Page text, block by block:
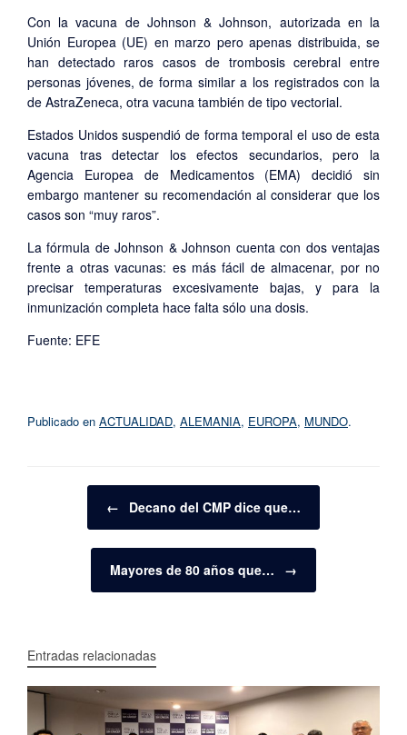
Con la vacuna de Johnson & Johnson, autorizada en la
Unión Europea (UE) en marzo pero apenas distribuida, se
han detectado raros casos de trombosis cerebral entre
personas jóvenes, de forma similar a los registrados con la
de AstraZeneca, otra vacuna también de tipo vectorial.
Estados Unidos suspendió de forma temporal el uso de esta
vacuna tras detectar los efectos secundarios, pero la
Agencia Europea de Medicamentos (EMA) decidió sin
embargo mantener su recomendación al considerar que los
casos son “muy raros”.
La fórmula de Johnson & Johnson cuenta con dos ventajas
frente a otras vacunas: es más fácil de almacenar, por no
precisar temperaturas excesivamente bajas, y para la
inmunización completa hace falta sólo una dosis.
Fuente: EFE
Publicado en ACTUALIDAD, ALEMANIA, EUROPA, MUNDO.
Navegador de artículos
← Decano del CMP dice que…
Mayores de 80 años que… →
Entradas relacionadas